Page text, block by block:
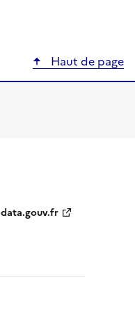
Haut de page
data.gouv.fr